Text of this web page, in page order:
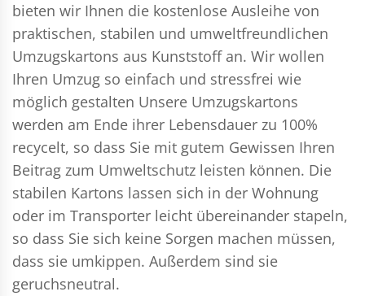
bieten wir Ihnen die kostenlose Ausleihe von
praktischen, stabilen und umweltfreundlichen
Umzugskartons aus Kunststoff an. Wir wollen
Ihren Umzug so einfach und stressfrei wie
möglich gestalten Unsere Umzugskartons
werden am Ende ihrer Lebensdauer zu 100%
recycelt, so dass Sie mit gutem Gewissen Ihren
Beitrag zum Umweltschutz leisten können. Die
stabilen Kartons lassen sich in der Wohnung
oder im Transporter leicht übereinander stapeln,
so dass Sie sich keine Sorgen machen müssen,
dass sie umkippen. Außerdem sind sie
geruchsneutral.